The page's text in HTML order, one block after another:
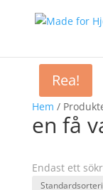
Hem /
en få
Endast ett
Rea!